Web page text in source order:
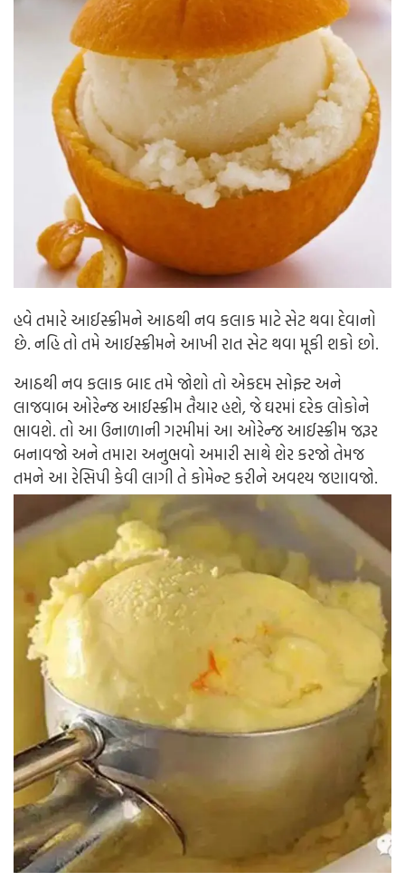
હવે તમારે આઈસ્ક્રીમને આઠથી નવ કલાક માટે સેટ થવા દેવાનો
છે. નહિ તો તમે આઈસ્ક્રીમને આખી રાત સેટ થવા મૂકી શકો છો.
આઠથી નવ કલાક બાદ તમે જોશો તો એકદમ સોફ્ટ અને
લાજવાબ ઓરેન્જ આઈસ્ક્રીમ તૈયાર હશે, જે ઘરમાં દરેક લોકોને
ભાવશે. તો આ ઉનાળાની ગરમીમાં આ ઓરેન્જ આઈસ્ક્રીમ જરૂર
બનાવજો અને તમારા અનુભવો અમારી સાથે શેર કરજો તેમજ
તમને આ રેસિપી કેવી લાગી તે કોમેન્ટ કરીને અવશ્ય જણાવજો.